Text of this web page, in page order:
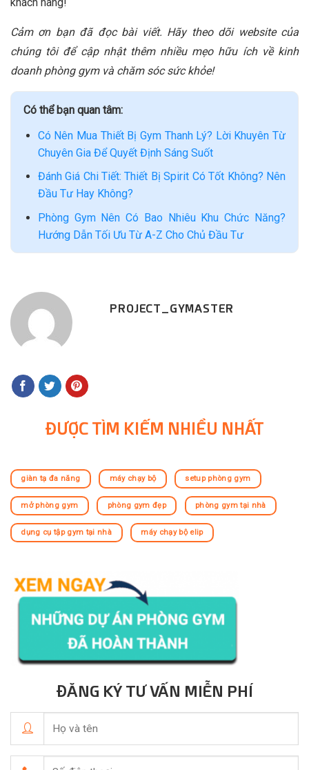
Cảm ơn bạn đã đọc bài viết. Hãy theo dõi website của
chúng tôi để cập nhật thêm nhiều mẹo hữu ích về kinh
doanh phòng gym và chăm sóc sức khỏe!
Có thể bạn quan tâm:
Có Nên Mua Thiết Bị Gym Thanh Lý? Lời Khuyên Từ
Chuyên Gia Để Quyết Định Sáng Suốt
Đánh Giá Chi Tiết: Thiết Bị Spirit Có Tốt Không? Nên
Đầu Tư Hay Không?
Phòng Gym Nên Có Bao Nhiêu Khu Chức Năng?
Hướng Dẫn Tối Ưu Từ A-Z Cho Chủ Đầu Tư
PROJECT_GYMASTER
ĐƯỢC TÌM KIẾM NHIỀU NHẤT
giàn tạ đa năng máy chạy bộ setup phòng gym
mở phòng gym phòng gym đẹp phòng gym tại nhà
dụng cụ tập gym tại nhà máy chạy bộ elip
ĐĂNG KÝ TƯ VẤN MIỄN PHÍ